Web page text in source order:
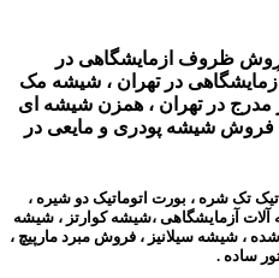
ظروف ازمایشگاهی در
در تهران ، شیشه مک
در تهران ، همزن شیشه ای
فروش شیشه پودری و مایعی در
تک شره ، بورت اتوماتیک دو شیره ،
آزمایشگاهی ،شیشه کوارتز ، شیشه
، شیشه سیلانیز ، فروش مبرد مارپیچ ،
ساده .